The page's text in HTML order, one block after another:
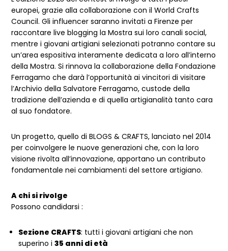
europei, grazie alla collaborazione con il World Crafts
Council. Gli influencer saranno invitati a Firenze per
raccontare live blogging la Mostra sui loro canali social,
mentre i giovani artigiani selezionati potranno contare su
un’area espositiva interamente dedicata a loro all’interno
della Mostra. Si rinnova la collaborazione della Fondazione
Ferragamo che darà l’opportunità ai vincitori di visitare
l’Archivio della Salvatore Ferragamo, custode della
tradizione dell’azienda e di quella artigianalità tanto cara
al suo fondatore.
Un progetto, quello di BLOGS & CRAFTS, lanciato nel 2014
per coinvolgere le nuove generazioni che, con la loro
visione rivolta all’innovazione, apportano un contributo
fondamentale nei cambiamenti del settore artigiano.
A chi si rivolge
Possono candidarsi :
Sezione CRAFTS: tutti i giovani artigiani che non
superino i35 anni di età